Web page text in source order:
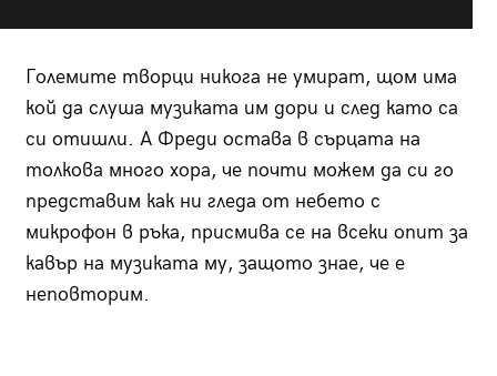
Големите творци никога не умират, щом има
кой да слуша музиката им дори и след като са
си отишли. А Фреди остава в сърцата на
толкова много хора, че почти можем да си го
представим как ни гледа от небето с
микрофон в ръка, присмива се на всеки опит за
кавър на музиката му, защото знае, че е
неповторим.